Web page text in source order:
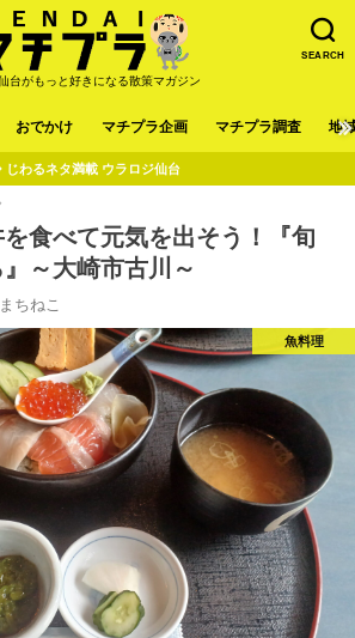
SEARCH
台がもっと好きになる散策マガジン
おでかけ マチプラ企画 マチプラ調査 地
じわるネタ満載 ウラロジ仙台
食べて元気を出そう！『旬
～大崎市古川～
まちねこ
魚料理